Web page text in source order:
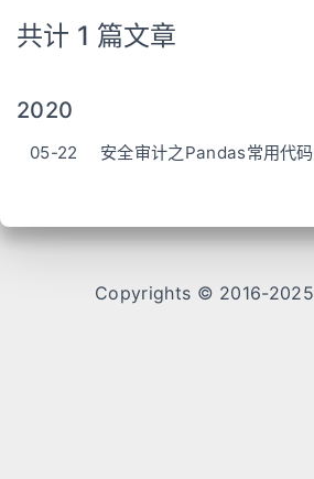
共计 1 篇文章
2020
05-22 安全审计之Pandas常用代码
Copyrights © 2016-2025